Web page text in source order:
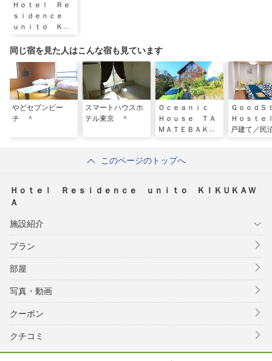
Ｈｏｔｅｌ Ｒｅ
ｓｉｄｅｎｃｅ
ｕｎｉｔｏ ＫＩ
同じ宿を見た人はこんな宿も見ています
やどセブンビー
チ ＾
スマートハウスホ
テル東京 ＾
Ｏｃｅａｎｉｃ
Ｈｏｕｓｅ ＴＡ
ＭＡＴＥＢＡＫ
ＧｏｏｄＳ
Ｈｏｓｔｅ
戸建て／民
このページのトップへ
Ｈｏｔｅｌ Ｒｅｓｉｄｅｎｃｅ ｕｎｉｔｏ ＫＩＫＵＫＡＷ
Ａ
施設紹介
プラン
部屋
写真・動画
クーポン
クチコミ